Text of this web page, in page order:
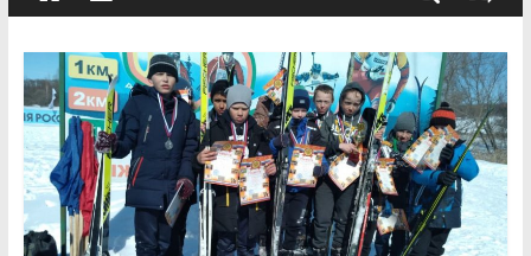
мероприятии «Сохраним
первоцветы!»
В вольере Воронинского
заповедника родились крапчатые
суслики